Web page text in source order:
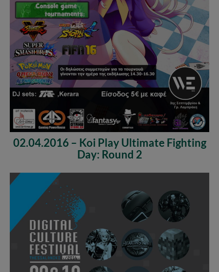
02.04.2016 – Koi Play Ultimate Fighting
Day: Round 2